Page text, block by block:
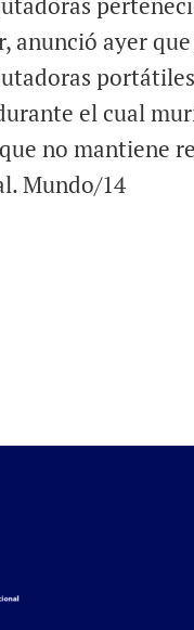
anunció ayer
el cual
no mantiene
Mundo/14